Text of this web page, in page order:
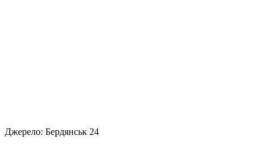
Джерело: Бердянськ 24